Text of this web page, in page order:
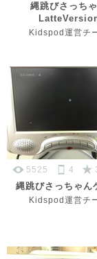
縄跳びさっち
Kidspod運営チ
5525 4
縄跳びさっちゃん
Kidspod運営チ